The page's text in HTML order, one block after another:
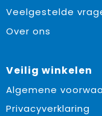
Veelgestelde
Over ons
Veilig winkelen
Algemene
Privacyverklaring